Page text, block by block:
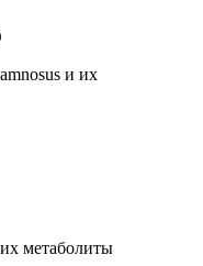
и их
метаболиты